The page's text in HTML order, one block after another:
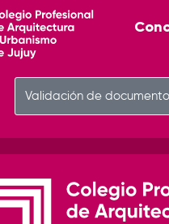
Validación de